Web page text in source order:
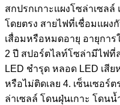
สกปรกเกาะแผงโซล่าเซล
โดยตรง สายไฟที่เชื่อมแผง
เสื่อมหรือหมดอายุ อายุกา
2 ปี สปอร์ตไลท์โซล่ามีไฟที่
LED ชำรุด หลอด LED เสี
หรือไม่ติดเลย 4. เซ็นเซอร์
ล่าเซลล์ โดนฝุ่นเกาะ โดน